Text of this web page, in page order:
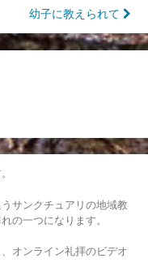
幼子に教えられて
サンクチュアリの地域教
の一つになります。
オンライン礼拝のビデオ